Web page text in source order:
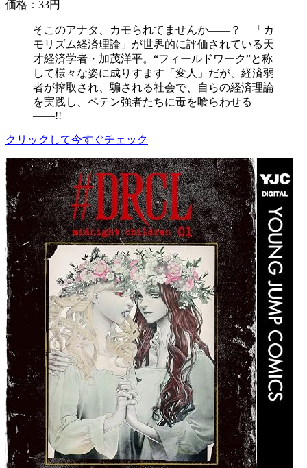
価格：33円
そこのアナタ、カモられてませんか――？ 「カ
モリズム経済理論」が世界的に評価されている天
才経済学者・加茂洋平。“フィールドワーク”と称
して様々な姿に成りすます「変人」だが、経済弱
者が搾取され、騙される社会で、自らの経済理論
を実践し、ペテン強者たちに毒を喰らわせる
――!!
クリックして今すぐチェック